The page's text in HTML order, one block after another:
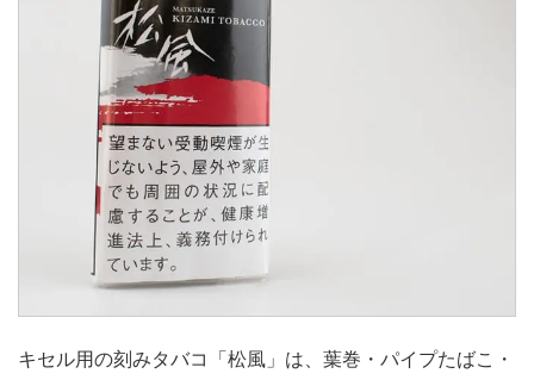
キセル用の刻みタバコ「松風」は、葉巻・パイプたばこ・